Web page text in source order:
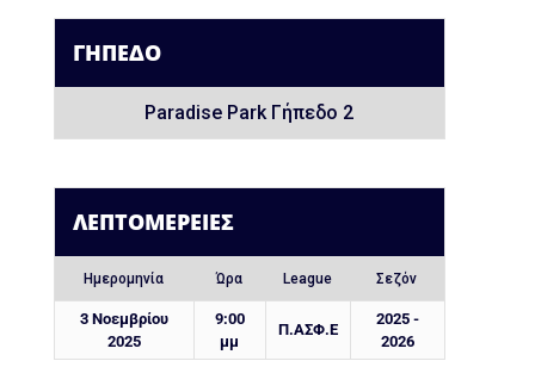
ΓΉΠΕΔΟ
Paradise Park Γήπεδο 2
ΛΕΠΤΟΜΈΡΕΙΕΣ
Ημερομηνία Ώρα League Σεζόν
3 Νοεμβρίου
2025
9:00
μμ
Π.ΑΣΦ.Ε
2025 -
2026